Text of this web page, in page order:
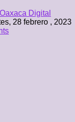
Oaxaca Digital
28 febrero , 2023